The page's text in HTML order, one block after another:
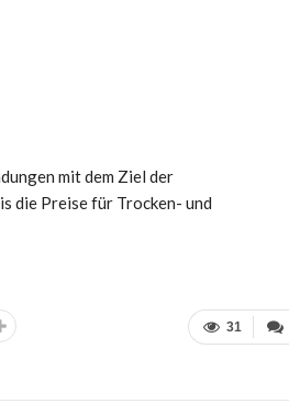
mit dem Ziel der
die Preise für Trocken- und
31